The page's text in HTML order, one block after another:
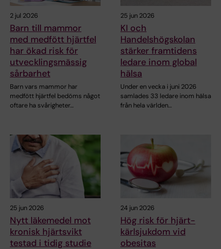
2 jul 2026
Barn till mammor
med medfött hjärtfel
har ökad risk för
utvecklingsmässig
sårbarhet
Barn vars mammor har
medfött hjärtfel bedöms något
oftare ha svårigheter…
25 jun 2026
KI och
Handelshögskolan
stärker framtidens
ledare inom global
hälsa
Under en vecka i juni 2026
samlades 33 ledare inom hälsa
från hela världen…
25 jun 2026
Nytt läkemedel mot
kronisk hjärtsvikt
testad i tidig studie
24 jun 2026
Hög risk för hjärt-
kärlsjukdom vid
obesitas